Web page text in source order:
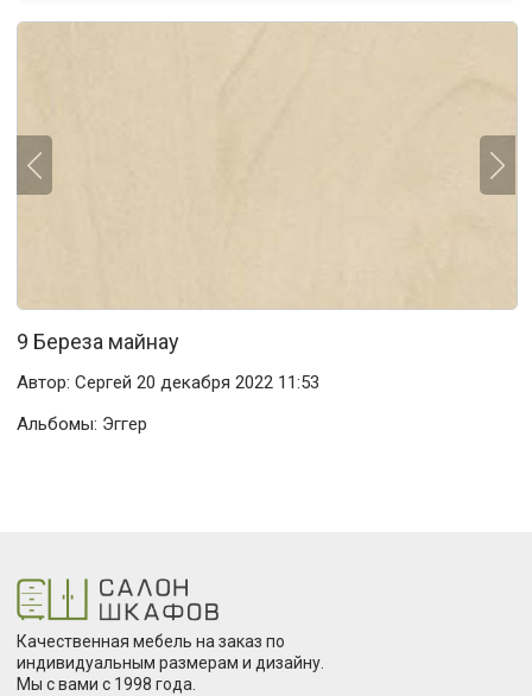
9 Береза майнау
Автор: Сергей 20 декабря 2022 11:53
Альбомы: Эггер
Качественная мебель на заказ по
индивидуальным размерам и дизайну.
Мы с вами с 1998 года.